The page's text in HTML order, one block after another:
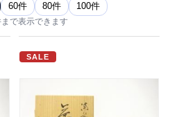
60件 80件 100件
で表示できます
SALE